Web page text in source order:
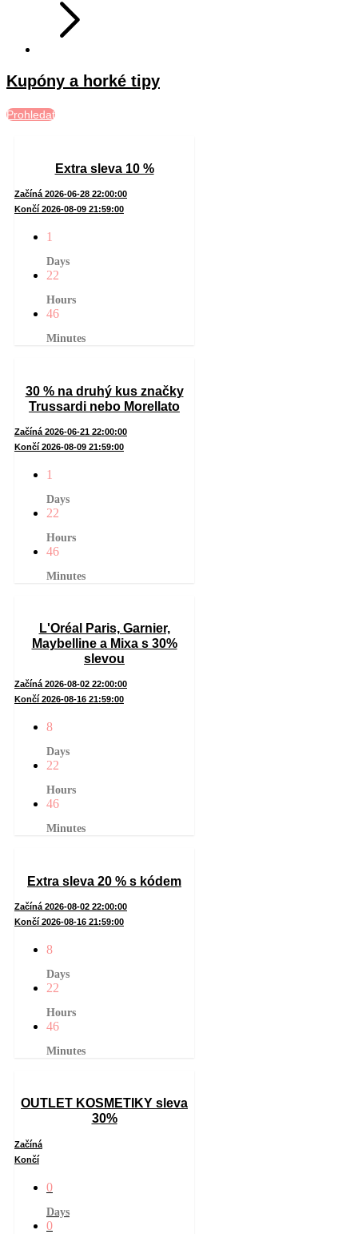
Kupóny a horké tipy
Prohledat
Extra sleva 10 %
Začíná 2026-06-28 22:00:00
Končí 2026-08-09 21:59:00
1
Days
22
Hours
46
Minutes
30 % na druhý kus značky
Trussardi nebo Morellato
Začíná 2026-06-21 22:00:00
Končí 2026-08-09 21:59:00
1
Days
22
Hours
46
Minutes
L'Oréal Paris, Garnier,
Maybelline a Mixa s 30%
slevou
Začíná 2026-08-02 22:00:00
Končí 2026-08-16 21:59:00
8
Days
22
Hours
46
Minutes
Extra sleva 20 % s kódem
Začíná 2026-08-02 22:00:00
Končí 2026-08-16 21:59:00
8
Days
22
Hours
46
Minutes
OUTLET KOSMETIKY sleva
30%
Začíná
Končí
0
Days
0